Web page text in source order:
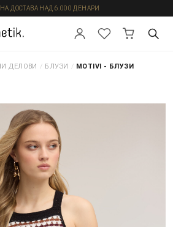
ДОСТАВА НАД 6.000 ДЕНАРИ
ДЕЛОВИ / БЛУЗИ / MOTIVI - БЛУЗИ